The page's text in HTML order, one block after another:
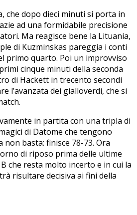
che dopo dieci minuti si porta in
ad una formidabile precisione
Ma reagisce bene la Lituania,
di Kuzminskas pareggia i conti
primo quarto. Poi un improvviso
cinque minuti della seconda
di Hackett in trecento secondi
l’avanzata dei gialloverdi, che si
in partita con una tripla di
di Datome che tengono
non basta: finisce 78-73. Ora
di riposo prima delle ultime
che resta molto incerto e in cui la
risultare decisiva ai fini della